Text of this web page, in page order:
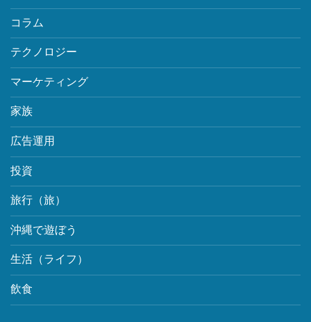
コラム
テクノロジー
マーケティング
家族
広告運用
投資
旅行（旅）
沖縄で遊ぼう
生活（ライフ）
飲食